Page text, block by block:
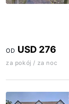
OD USD 276
za pokój / za noc